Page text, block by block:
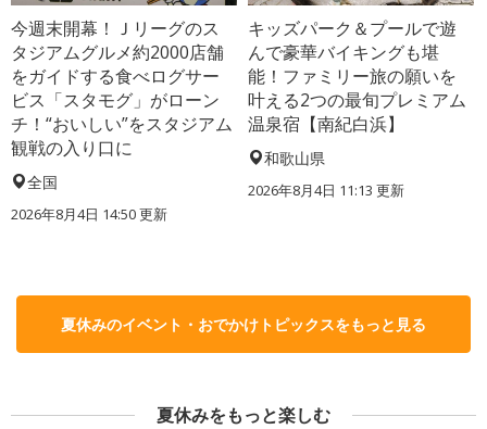
今週末開幕！Ｊリーグのス
タジアムグルメ約2000店舗
をガイドする食べログサー
ビス「スタモグ」がローン
チ！“おいしい”をスタジアム
観戦の入り口に
全国
2026年8月4日 14:50更新
キッズパーク＆プールで遊
んで豪華バイキングも堪
能！ファミリー旅の願いを
叶える2つの最旬プレミアム
温泉宿【南紀白浜】
和歌山県
2026年8月4日 11:13 更新
夏休みのイベント・おでかけトピックスをもっと見る
夏休みをもっと楽しむ